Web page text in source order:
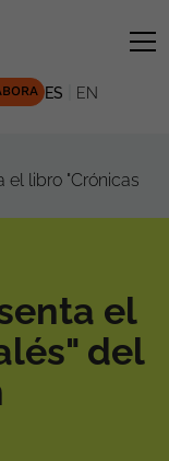
ES EN
el libro "Crónicas
el
del